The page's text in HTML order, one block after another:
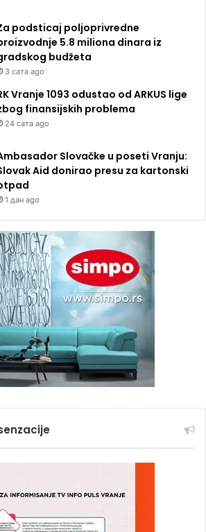
podsticaj poljoprivredne
5.8 miliona dinara iz
budžeta
3 сата ago
Vranje 1093 odustao od ARKUS lige
finansijskih problema
24 сата ago
Slovačke u poseti Vranju:
Aid donirao presu za kartonski
1 дан ago